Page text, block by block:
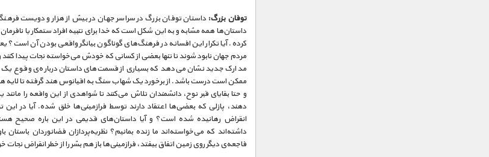
توفان بزرگ:داستان توفان بزرگ در سراسر جهان در بیش از هزار و دویست
داستان‌ها همه مشابه و به این شکل است که خدا برای تنبیه افراد ستمکار یا
کرده. آیا تکرار این افسانه در فرهنگ‌های گوناگون بیانگر واقعی بودن آن است؟
مردم جهان نابود شوند تا تنها بعضی از کسانی که خودش می‌خواسته نجات پیدا کنند
مدارک جدید نشان می‌دهد که بسیاری از قسمت‌های داستان درباره‌ی وقوع یک
ممکن است درست باشد. از برخورد یک شهاب سنگ به اقیانوس هند گرفته تا لایه
و حتا بقایای قبر نوح، دانشمندان تلاش می‌کنند تا شواهدی از این واقعه را مانند
دهند، پازلی که بعضی‌ها اعتقاد دارند توسط فرازمینی‌ها خلق شده. آیا در این
انقراض رهانیده شده است؟ و آیا داستان‌های قدیمی در این باره صحیح
داشته‌اند که می‌خواسته‌اند ما زنده بمانیم؟ نظریه‌پردازان فضانوردان باستان
فاجعه‌ی دیگر روی زمین اتفاق بیفتد، فرازمینی‌ها باز هم بشر را از خطر انقراض نجات